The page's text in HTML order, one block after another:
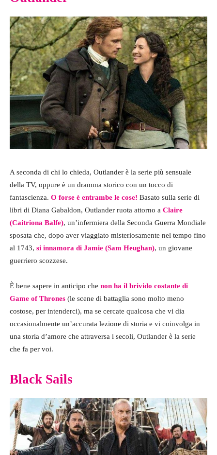
A seconda di chi lo chieda, Outlander è la serie più sensuale
della TV, oppure è un dramma storico con un tocco di
fantascienza. O forse è entrambe le cose! Basato sulla serie di
libri di Diana Gabaldon, Outlander ruota attorno a Claire
(Caitriona Balfe), un’infermiera della Seconda Guerra Mondiale
sposata che, dopo aver viaggiato misteriosamente nel tempo fino
al 1743, si innamora di Jamie (Sam Heughan), un giovane
guerriero scozzese.
È bene sapere in anticipo che non ha il brivido costante di
Game of Thrones (le scene di battaglia sono molto meno
costose, per intenderci), ma se cercate qualcosa che vi dia
occasionalmente un’accurata lezione di storia e vi coinvolga in
una storia d’amore che attraversa i secoli, Outlander è la serie
che fa per voi.
Black Sails